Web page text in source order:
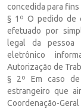
concedida para
§ 1º O pedido de
efetuado por
legal da pessoa
eletrônico
Autorização de
§ 2º Em caso
estrangeiro que
Coordenação-